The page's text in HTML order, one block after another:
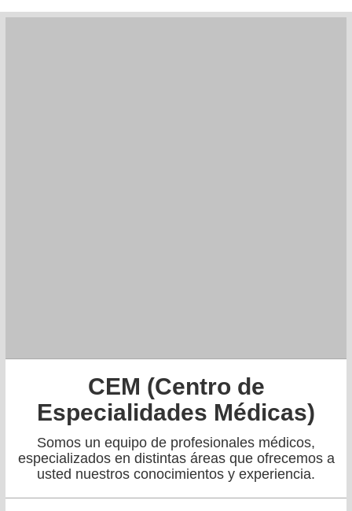
CEM (Centro de
Especialidades Médicas)
Somos un equipo de profesionales médicos,
especializados en distintas áreas que ofrecemos a
usted nuestros conocimientos y experiencia.